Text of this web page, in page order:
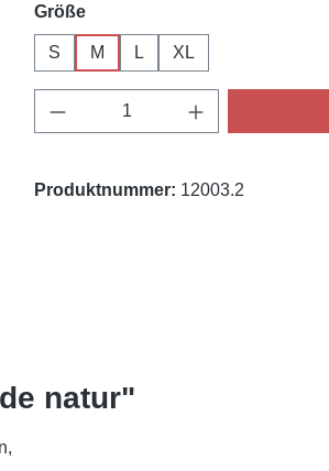
Größeauswählen
S M L XL
Produkt Anzahl: Gib
Produktnummer: 12003.2
natur"